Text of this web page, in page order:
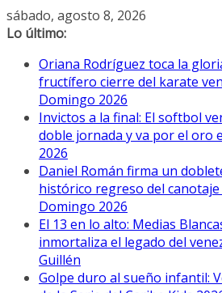
Saltar
al
sábado, agosto 8, 2026
Lo último:
Oriana Rodríguez toca la
fructífero cierre del karate
Domingo 2026
Invictos a la final: El softbol
doble jornada y va por el oro
2026
Daniel Román firma un
histórico regreso del
Domingo 2026
El 13 en lo alto: Medias
inmortaliza el legado del
Guillén
Golpe duro al sueño infantil: